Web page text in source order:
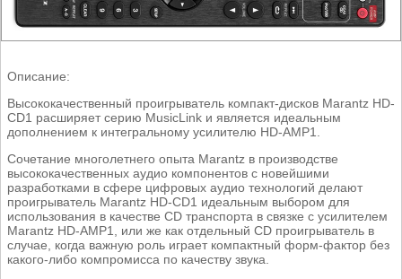
Описание:
Высококачественный проигрыватель компакт-дисков Marantz HD-
CD1 расширяет серию MusicLink и является идеальным
дополнением к интегральному усилителю HD-AMP1.
Сочетание многолетнего опыта Marantz в производстве
высококачественных аудио компонентов с новейшими
разработками в сфере цифровых аудио технологий делают
проигрыватель Marantz HD-CD1 идеальным выбором для
использования в качестве CD транспорта в связке с усилителем
Marantz HD-AMP1, или же как отдельный CD проигрыватель в
случае, когда важную роль играет компактный форм-фактор без
какого-либо компромисса по качеству звука.